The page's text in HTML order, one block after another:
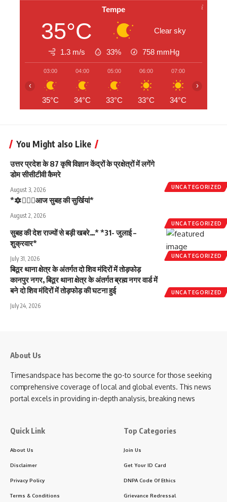
Tempe
35°C Clear sky
1.3 m/s 33% 758 mmHg
03:00
35°C
04:00
34°C
05:00
33°C
06:00
33°C
07:00
34°C
‹ ›
You Might also Like
UNCATEGORIZED
उत्तर प्रदेश के 87 कृषि विज्ञान केंद्रों के प्रक्षेत्रों में लगेंगे
डोम सीसीटीवी कैमरे
August 3, 2026
UNCATEGORIZED
*🔯💁🏻‍♂️आज सुबह की सुर्खियां*
August 2, 2026
UNCATEGORIZED
सुबह की देश राज्यों से बड़ी खबरे…* *31- जुलाई –
शुक्रवार*
July 31, 2026
UNCATEGORIZED
बिठूर थाना क्षेत्र के अंतर्गत दो शिव मंदिरों में तोड़फोड़
कानपुर नगर, बिठूर थाना क्षेत्र के अंतर्गत ब्रह्म नगर वार्ड में
बने दो शिव मंदिरों में तोड़फोड़ की घटना हुई
July 24, 2026
About Us
Timesandspace has become the go-to source for those seeking
comprehensive coverage of local and global events. This news
portal excels in providing in-depth analysis, breaking news
Quick Link
About Us
Disclaimer
Privacy Policy
Terms & Conditions
Top Categories
Join Us
Get Your ID Card
DNPA Code Of Ethics
Grievance Redressal